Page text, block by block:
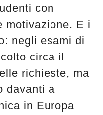
con
motivazione. E i
negli esami di
circa il
richieste, ma
davanti a
in Europa